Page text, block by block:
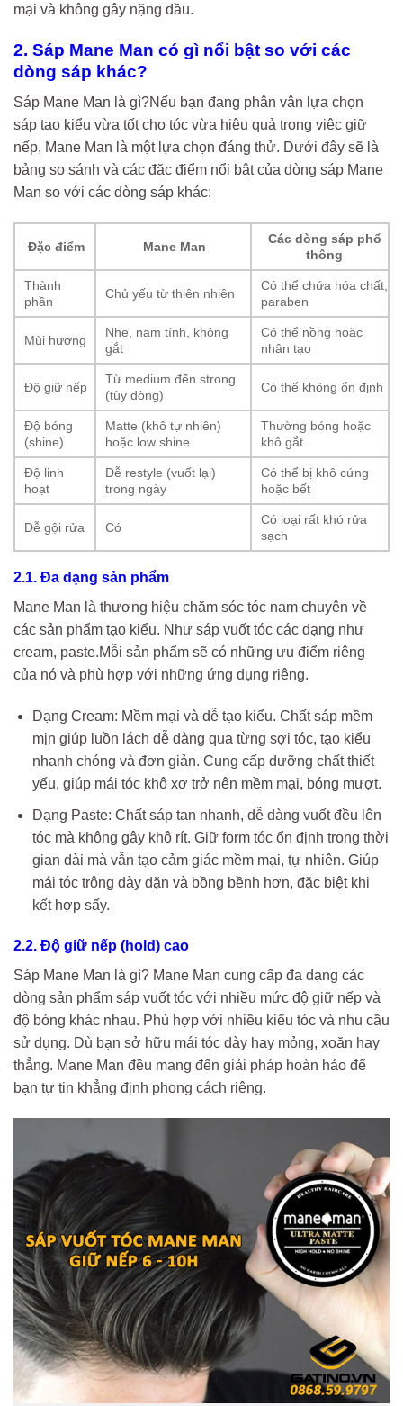
mại và không gây nặng đầu.
2. Sáp Mane Man có gì nổi bật so với các
dòng sáp khác?
Sáp Mane Man là gì?Nếu bạn đang phân vân lựa chọn
sáp tạo kiểu vừa tốt cho tóc vừa hiệu quả trong việc giữ
nếp, Mane Man là một lựa chọn đáng thử. Dưới đây sẽ là
bảng so sánh và các đặc điểm nổi bật của dòng sáp Mane
Man so với các dòng sáp khác:
Đặc điểm Mane Man
Các dòng sáp phổ
thông
Thành
phần
Chủ yếu từ thiên nhiên
Có thể chứa hóa chất,
paraben
Mùi hương
Nhẹ, nam tính, không
gắt
Có thể nồng hoặc
nhân tạo
Độ giữ nếp
Từ medium đến strong
(tùy dòng)
Có thể không ổn định
Độ bóng
(shine)
Matte (khô tự nhiên)
hoặc low shine
Thường bóng hoặc
khô gắt
Độ linh
hoạt
Dễ restyle (vuốt lại)
trong ngày
Có thể bị khô cứng
hoặc bết
Dễ gội rửa Có
Có loại rất khó rửa
sạch
2.1. Đa dạng sản phẩm
Mane Man là thương hiệu chăm sóc tóc nam chuyên về
các sản phẩm tạo kiểu. Như sáp vuốt tóc các dạng như
cream, paste.Mỗi sản phẩm sẽ có những ưu điểm riêng
của nó và phù hợp với những ứng dụng riêng.
Dạng Cream: Mềm mại và dễ tạo kiểu. Chất sáp mềm
mịn giúp luồn lách dễ dàng qua từng sợi tóc, tạo kiểu
nhanh chóng và đơn giản. Cung cấp dưỡng chất thiết
yếu, giúp mái tóc khô xơ trở nên mềm mại, bóng mượt.
Dạng Paste: Chất sáp tan nhanh, dễ dàng vuốt đều lên
tóc mà không gây khô rít. Giữ form tóc ổn định trong thời
gian dài mà vẫn tạo cảm giác mềm mại, tự nhiên. Giúp
mái tóc trông dày dặn và bồng bềnh hơn, đặc biệt khi
kết hợp sấy.
2.2. Độ giữ nếp (hold) cao
Sáp Mane Man là gì? Mane Man cung cấp đa dạng các
dòng sản phẩm sáp vuốt tóc với nhiều mức độ giữ nếp và
độ bóng khác nhau. Phù hợp với nhiều kiểu tóc và nhu cầu
sử dụng. Dù bạn sở hữu mái tóc dày hay mỏng, xoăn hay
thẳng. Mane Man đều mang đến giải pháp hoàn hảo để
bạn tự tin khẳng định phong cách riêng.